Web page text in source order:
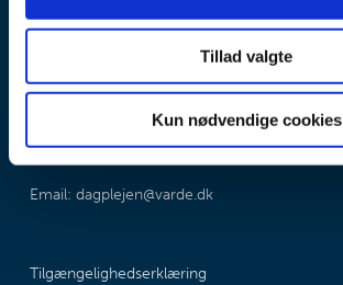
Tillad valgte
Kun nødvendige cookies
Dagpleje
Email: dagplejen@varde.dk
Tilgængelighedserklæring